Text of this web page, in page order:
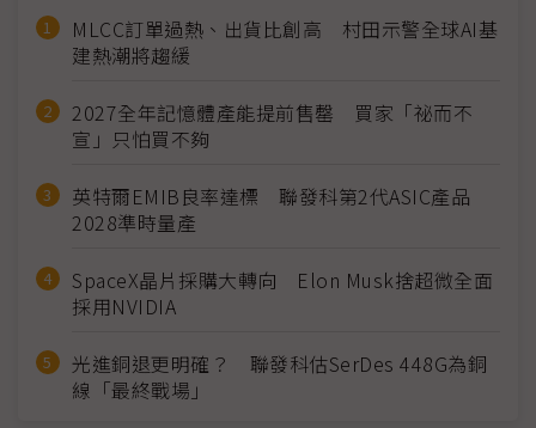
MLCC訂單過熱、出貨比創高 村田示警全球AI基
建熱潮將趨緩
2027全年記憶體產能提前售罄 買家「祕而不
宣」只怕買不夠
英特爾EMIB良率達標 聯發科第2代ASIC產品
2028準時量產
SpaceX晶片採購大轉向 Elon Musk捨超微全面
採用NVIDIA
光進銅退更明確？ 聯發科估SerDes 448G為銅
線「最終戰場」